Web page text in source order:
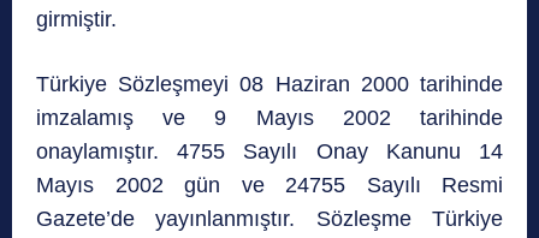
girmiştir.
Türkiye Sözleşmeyi 08 Haziran 2000 tarihinde
imzalamış ve 9 Mayıs 2002 tarihinde
onaylamıştır. 4755 Sayılı Onay Kanunu 14
Mayıs 2002 gün ve 24755 Sayılı Resmi
Gazete’de yayınlanmıştır. Sözleşme Türkiye